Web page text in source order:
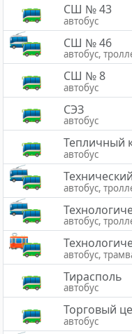
СШ № 43
автобус
СШ № 46
автобус,
СШ № 8
автобус
СЭЗ
автобус
Тепличный
автобус
автобус,
автобус,
автобус,
Тирасполь
автобус
Торговый
автобус